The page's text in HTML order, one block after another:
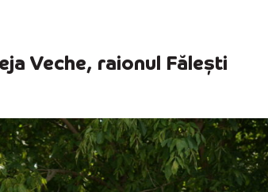
Veche, raionul Fălești